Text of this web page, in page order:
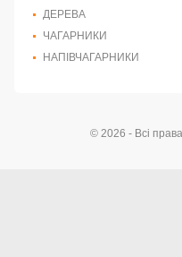
ДЕРЕВА
ЧАГАРНИКИ
НАПІВЧАГАРНИКИ
© 2026 - Всі